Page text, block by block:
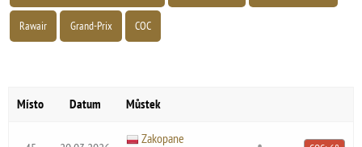
Rawair Grand-Prix COC
Místo Datum Můstek
Zakopane